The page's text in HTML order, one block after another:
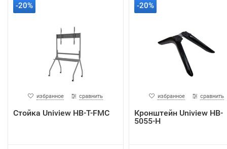
-20%
избранное сравнить
Стойка Uniview HB-T-FMC
-20%
избранное сравнить
Кронштейн Uniview HB-
5055-H